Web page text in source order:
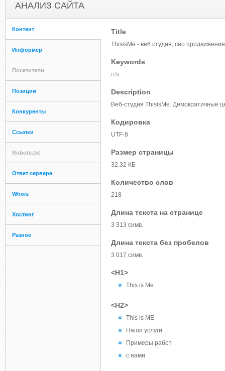
АНАЛИЗ САЙТА
Контент
Информер
Посетители
Позиции
Конкуренты
Ссылки
Robots.txt
Ответ сервера
Whois
Хостинг
Разное
Title
ThisisMe - веб студия, сео
Keywords
n/a
Description
Веб-студия ThisisMe. Демократичные
Кодировка
UTF-8
Размер страницы
32.32 КБ
Количество слов
218
Длина текста на странице
3 313 симв.
Длина текста без пробелов
3 017 симв.
<H1>
This is Me
<H2>
This is ME
Наши услуги
Примеры работ
с нами